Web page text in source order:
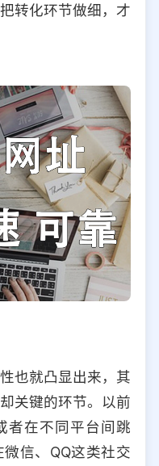
转化环节做细，才
也就凸显出来，其
关键的环节。以前
者在不同平台间跳
信、QQ这类社交